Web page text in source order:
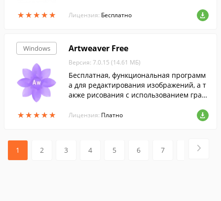
★★★★★
★★★★★ Лицензия: Бесплатно
Windows
★★★★★
★★★★★
Artweaver Free
Версия: 7.0.15 (14.61 МБ)
Бесплатная, функциональная программ
а для редактирования изображений, а т
акже рисования с использованием граф
Лицензия: Платно
1 2 3 4 5 6 7